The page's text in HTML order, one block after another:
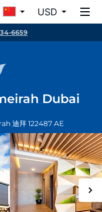
USD
6659
Dubai
迪拜 122487 AE